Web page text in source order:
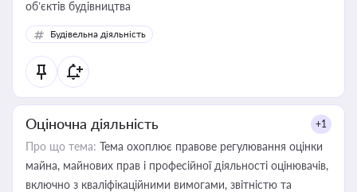
об’єктів будівництва
Будівельна діяльність
Оціночна діяльність +1
Про що тема: Тема охоплює правове регулювання оцінки
майна, майнових прав і професійної діяльності оцінювачів,
включно з кваліфікаційними вимогами, звітністю та